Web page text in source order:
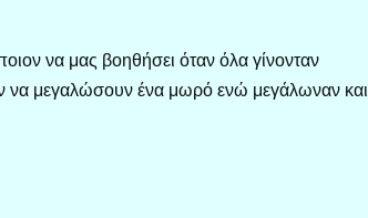
να μας βοηθήσει όταν όλα γίνονταν
μεγαλώσουν ένα μωρό ενώ μεγάλωναν και